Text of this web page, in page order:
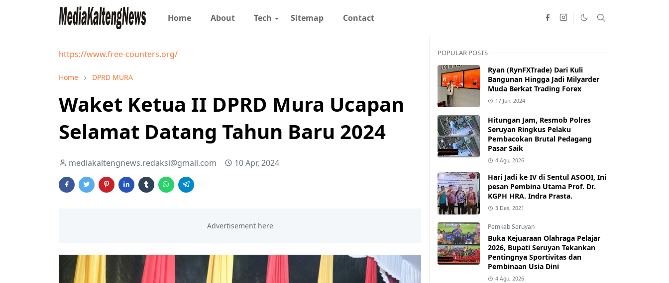
Home About Tech Sitemap Contact
https://www.free-counters.org/
Home DPRD MURA
Waket Ketua II DPRD Mura Ucapan
Selamat Datang Tahun Baru 2024
mediakaltengnews.redaksi@gmail.com 10 Apr, 2024
POPULAR POSTS
Ryan (RynFXTrade) Dari Kuli
Bangunan Hingga Jadi Milyarder
Muda Berkat Trading Forex
17 Jun, 2024
Hitungan Jam, Resmob Polres
Seruyan Ringkus Pelaku
Pembacokan Brutal Pedagang
Pasar Saik
4 Agu, 2026
Hari Jadi ke IV di Sentul ASOOI, Ini
pesan Pembina Utama Prof. Dr.
KGPH HRA. Indra Prasta.
3 Des, 2021
Pemkab Seruyan
Buka Kejuaraan Olahraga Pelajar
2026, Bupati Seruyan Tekankan
Pentingnya Sportivitas dan
Pembinaan Usia Dini
4 Agu, 2026